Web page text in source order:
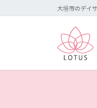
ン
ビ
大垣市のデイ